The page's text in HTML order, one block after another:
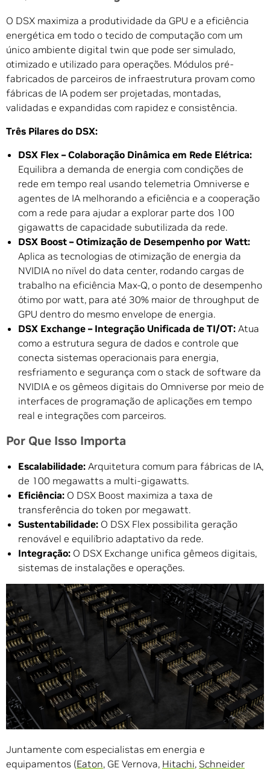
O DSX maximiza a produtividade da GPU e a eficiência
energética em todo o tecido de computação com um
único ambiente digital twin que pode ser simulado,
otimizado e utilizado para operações. Módulos pré-
fabricados de parceiros de infraestrutura provam como
fábricas de IA podem ser projetadas, montadas,
validadas e expandidas com rapidez e consistência.
Três Pilares do DSX:
DSX Flex – Colaboração Dinâmica em Rede Elétrica:
Equilibra a demanda de energia com condições de
rede em tempo real usando telemetria Omniverse e
agentes de IA melhorando a eficiência e a cooperação
com a rede para ajudar a explorar parte dos 100
gigawatts de capacidade subutilizada da rede.
DSX Boost – Otimização de Desempenho por Watt:
Aplica as tecnologias de otimização de energia da
NVIDIA no nível do data center, rodando cargas de
trabalho na eficiência Max-Q, o ponto de desempenho
ótimo por watt, para até 30% maior de throughput de
GPU dentro do mesmo envelope de energia.
DSX Exchange – Integração Unificada de TI/OT: Atua
como a estrutura segura de dados e controle que
conecta sistemas operacionais para energia,
resfriamento e segurança com o stack de software da
NVIDIA e os gêmeos digitais do Omniverse por meio de
interfaces de programação de aplicações em tempo
real e integrações com parceiros.
Por Que Isso Importa
Escalabilidade: Arquitetura comum para fábricas de IA,
de 100 megawatts a multi-gigawatts.
Eficiência: O DSX Boost maximiza a taxa de
transferência do token por megawatt.
Sustentabilidade: O DSX Flex possibilita geração
renovável e equilíbrio adaptativo da rede.
Integração: O DSX Exchange unifica gêmeos digitais,
sistemas de instalações e operações.
Juntamente com especialistas em energia e
equipamentos (Eaton, GE Vernova, Hitachi, Schneider